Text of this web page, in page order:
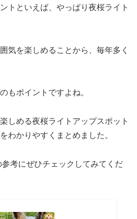
トといえば、やっぱり夜桜ライト
気を楽しめることから、毎年多く
もポイントですよね。
しめる夜桜ライトアップスポット
わかりやすくまとめました。
考にぜひチェックしてみてくだ